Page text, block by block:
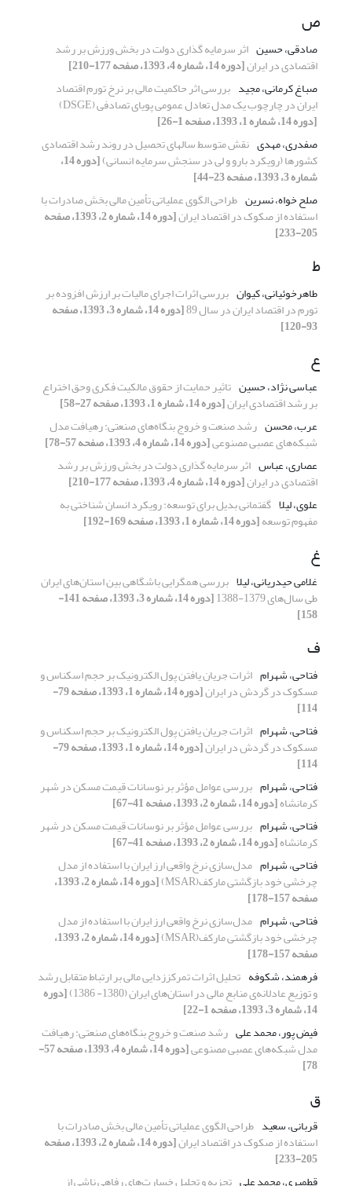
ص
صادقی، حسین اثر سرمایه گذاری دولت در بخش ورزش بر رشد
اقتصادی در ایران[دوره 14، شماره 4، 1393، صفحه 177-210]
صباغ کرمانی، مجید بررسی اثر حاکمیت مالی بر نرخ تورم اقتصاد
ایران در چارچوب یک مدل تعادل عمومی پویای تصادفی (DSGE)
[دوره 14، شماره 1، 1393، صفحه 1-26]
صفدری، مهدی نقش متوسط سالهای تحصیل در روند رشد اقتصادی
کشورها (رویکرد بارو و لی در سنجش سرمایه انسانی) [دوره 14،
شماره 3، 1393، صفحه 23-44]
صلح خواه، نسرین طراحی الگوی عملیاتی تأمین مالی بخش صادرات با
استفاده از صکوک در اقتصاد ایران [دوره 14، شماره 2، 1393، صفحه
205-233]
ط
طاهرخوئیانی، کیوان بررسی اثرات اجرای مالیات بر ارزش افزوده بر
تورم در اقتصاد ایران در سال 89 [دوره 14، شماره 3، 1393، صفحه
93-120]
ع
عباسی نژاد، حسین تاثیر حمایت از حقوق مالکیت فکری وحق اختراع
بر رشد اقتصادی ایران[دوره 14، شماره 1، 1393، صفحه 27-58]
عرب، محسن رشد صنعت و خروج بنگاه‌های صنعتی: رهیافت مدل
شبکه‌های عصبی مصنوعی[دوره 14، شماره 4، 1393، صفحه 57-78]
عصاری، عباس اثر سرمایه گذاری دولت در بخش ورزش بر رشد
اقتصادی در ایران[دوره 14، شماره 4، 1393، صفحه 177-210]
علوی، لیلا گفتمانی بدیل برای توسعه: رویکرد انسان شناختی به
مفهوم توسعه[دوره 14، شماره 1، 1393، صفحه 169-192]
غ
غلامی حیدریانی، لیلا بررسی همگرایی باشگاهی بین استان‌های ایران
طی سال‌های 1379-1388 [دوره 14، شماره 3، 1393، صفحه 141-
158]
ف
فتاحی، شهرام اثرات جریان یافتن پول الکترونیک بر حجم اسکناس و
مسکوک در گردش در ایران [دوره 14، شماره 1، 1393، صفحه 79-
114]
فتاحی، شهرام اثرات جریان یافتن پول الکترونیک بر حجم اسکناس و
مسکوک در گردش در ایران [دوره 14، شماره 1، 1393، صفحه 79-
114]
فتاحی، شهرام بررسی عوامل مؤثر بر نوسانات قیمت مسکن در شهر
کرمانشاه[دوره 14، شماره 2، 1393، صفحه 41-67]
فتاحی، شهرام بررسی عوامل مؤثر بر نوسانات قیمت مسکن در شهر
کرمانشاه[دوره 14، شماره 2، 1393، صفحه 41-67]
فتاحی، شهرام مدل‌سازی نرخ واقعی ارز ایران با استفاده از مدل
چرخشی خود بازگشتی مارکف(MSAR) [دوره 14، شماره 2، 1393،
صفحه 157-178]
فتاحی، شهرام مدل‌سازی نرخ واقعی ارز ایران با استفاده از مدل
چرخشی خود بازگشتی مارکف(MSAR) [دوره 14، شماره 2، 1393،
صفحه 157-178]
فرهمند، شکوفه تحلیل اثرات تمرکززدایی مالی بر ارتباط متقابل رشد
و توزیع عادلانه‌ی منابع مالی در استان‌های ایران (1380- 1386) [دوره
14، شماره 3، 1393، صفحه 1-22]
فیض پور، محمد علی رشد صنعت و خروج بنگاه‌های صنعتی: رهیافت
مدل شبکه‌های عصبی مصنوعی [دوره 14، شماره 4، 1393، صفحه 57-
78]
ق
قربانی، سعید طراحی الگوی عملیاتی تأمین مالی بخش صادرات با
استفاده از صکوک در اقتصاد ایران [دوره 14، شماره 2، 1393، صفحه
205-233]
قطمیری، محمد علی تجزیه و تحلیل خسارت‌های رفاهی ناشی از